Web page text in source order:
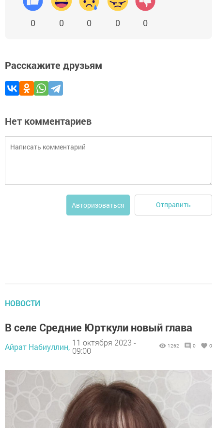
0 0 0 0 0
Расскажите друзьям
Нет комментариев
Авторизоваться Отправить
НОВОСТИ
В селе Средние Юрткули новый глава
Айрат Набиуллин, 11 октября 2023 -
09:00
1262 0 0